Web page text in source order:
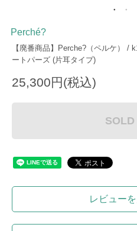
Perché?
【廃番商品】Perche?（ペルケ） /
ートパーズ (片耳タイプ)
25,300円(税込)
レビュー